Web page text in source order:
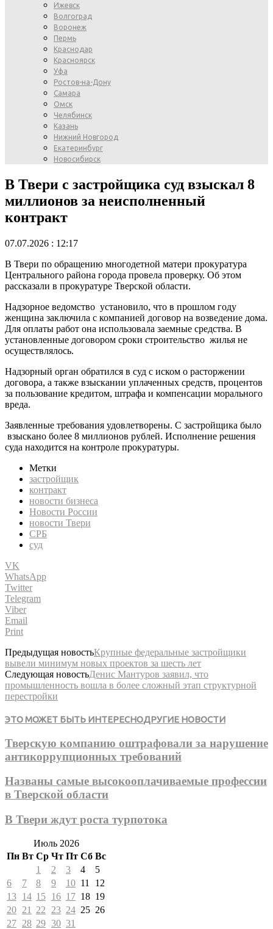
Ижевск
Волгоград
Воронеж
Пермь
Краснодар
Красноярск
Уфа
Ростов-на-Дону
Самара
Омск
Челябинск
Казань
Нижний Новгород
Екатеринбург
Новосибирск
В Твери с застройщика суд взыскал 8
миллионов за неисполненный
контракт
07.07.2026 : 12:17
В Твери по обращению многодетной матери прокуратура
Центрального района города провела проверку. Об этом
рассказали в прокуратуре Тверской области.
Надзорное ведомство установило, что в прошлом году
женщина заключила с компанией договор на возведение дома.
Для оплаты работ она использовала заемные средства. В
установленные договором сроки строительство жилья не
осуществлялось.
Надзорный орган обратился в суд с иском о расторжении
договора, а также взыскании уплаченных средств, процентов
за пользование кредитом, штрафа и компенсации морального
вреда.
Заявленные требования удовлетворены. С застройщика было
взыскано более 8 миллионов рублей. Исполнение решения
суда находится на контроле прокуратуры.
Метки
застройщик
контракт
новости бизнеса
Новости России
новости Твери
СРБ
суд
VK
WhatsApp
Twitter
Telegram
Viber
Email
Print
Предыдущая новостьКрупные федеральные застройщики
вывели минимум новых проектов за шесть лет
Следующая новостьДенис Мантуров заявил, что
промышленность вошла в более сложный этап структурной
перестройки
ЭТО МОЖЕТ БЫТЬ ИНТЕРЕСНОДРУГИЕ НОВОСТИ
Тверскую компанию оштрафовали за нарушение
антикоррупционных требований
Названы самые высокооплачиваемые профессии
в Тверской области
В Твери ждут роста турпотока
Июль 2026
Пн Вт Ср Чт Пт Сб Вс
1
2 3 4
5
6
7 8 9 10 11
12
13 14 15 16 17 18 19
20 21 22 23 24 25 26
27 28 29 30 31